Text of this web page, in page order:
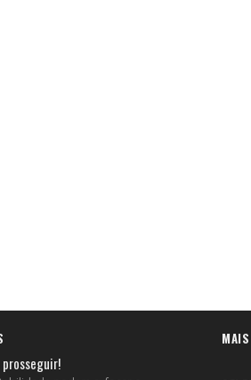
prosseguir!
MAIS